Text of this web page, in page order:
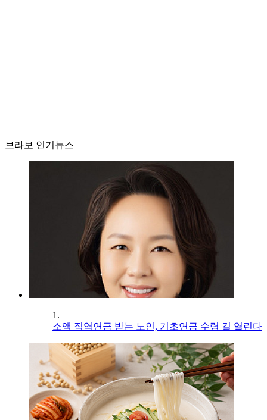
브라보 인기뉴스
1.
소액 직역연금 받는 노인, 기초연금 수령 길 열린다